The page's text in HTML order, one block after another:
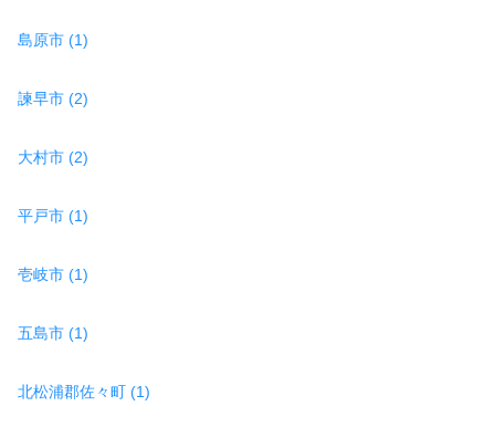
島原市 (1)
諫早市 (2)
大村市 (2)
平戸市 (1)
壱岐市 (1)
五島市 (1)
北松浦郡佐々町 (1)